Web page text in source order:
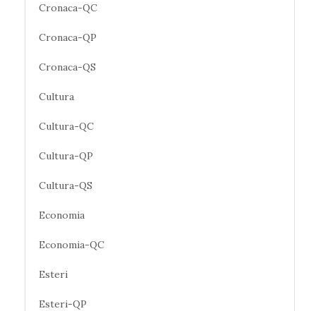
Cronaca-QC
Cronaca-QP
Cronaca-QS
Cultura
Cultura-QC
Cultura-QP
Cultura-QS
Economia
Economia-QC
Esteri
Esteri-QP